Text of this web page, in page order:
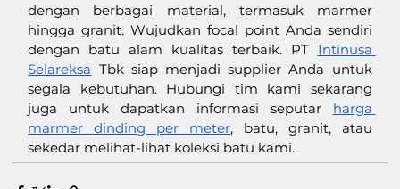
dengan berbagai material, termasuk marmer
hingga granit. Wujudkan focal point Anda sendiri
dengan batu alam kualitas terbaik. PT Intinusa
Selareksa Tbk siap menjadi supplier Anda untuk
segala kebutuhan. Hubungi tim kami sekarang
juga untuk dapatkan informasi seputar harga
marmer dinding per meter, batu, granit, atau
sekedar melihat-lihat koleksi batu kami.